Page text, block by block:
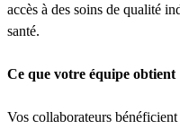
accès à des soins de qualité
santé.
Ce que votre équipe obtient
Vos collaborateurs